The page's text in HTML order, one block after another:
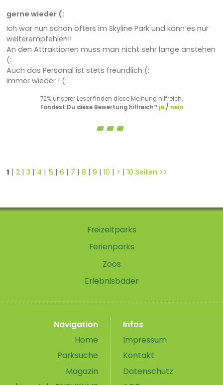
gerne wieder (:
Ich war nun schon öfters im Skyline Park und kann es nur
weiterempfehlen!!
An den Attraktionen muss man nicht sehr lange anstehen
(:
Auch das Personal ist stets freundlich (:
immer wieder ! (:
72% unserer Leser finden diese Meinung hilfreich.
Fandest Du diese Bewertung hilfreich? ja/ nein
1| 2| 3 | 4 | 5 | 6 | 7 | 8 | 9 | 10 | > | 10 Seiten >>
Freizeitparks
Ferienparks
Zoos
Erlebnisbäder
Navigation
Home
Parksuche
Magazin
Infos
Impressum
Kontakt
Datenschutz